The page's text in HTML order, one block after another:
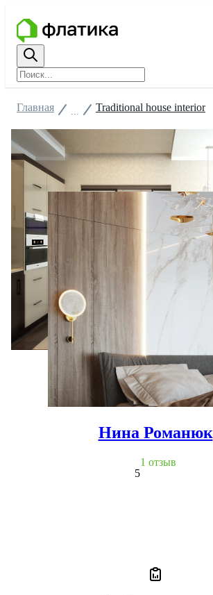
Главная Traditional house interior
Нина Романюк
5
1 отзыв